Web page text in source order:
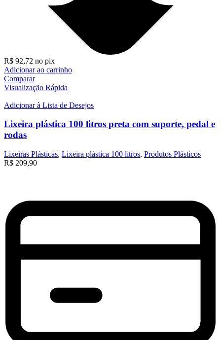
R$ 92,72 no pix
Adicionar ao carrinho
Comparar
Visualização Rápida
Adicionar à Lista de Desejos
Lixeira plástica 100 litros preta com suporte, pedal e
rodas
Lixeiras Plásticas, Lixeira plástica 100 litros, Produtos Plásticos
R$ 209,90